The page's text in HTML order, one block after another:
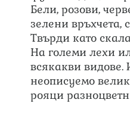
Бели, розови,
зелени връхчета,
Твърди като
На големи лехи
всякакви видове.
неописуемо
рояци